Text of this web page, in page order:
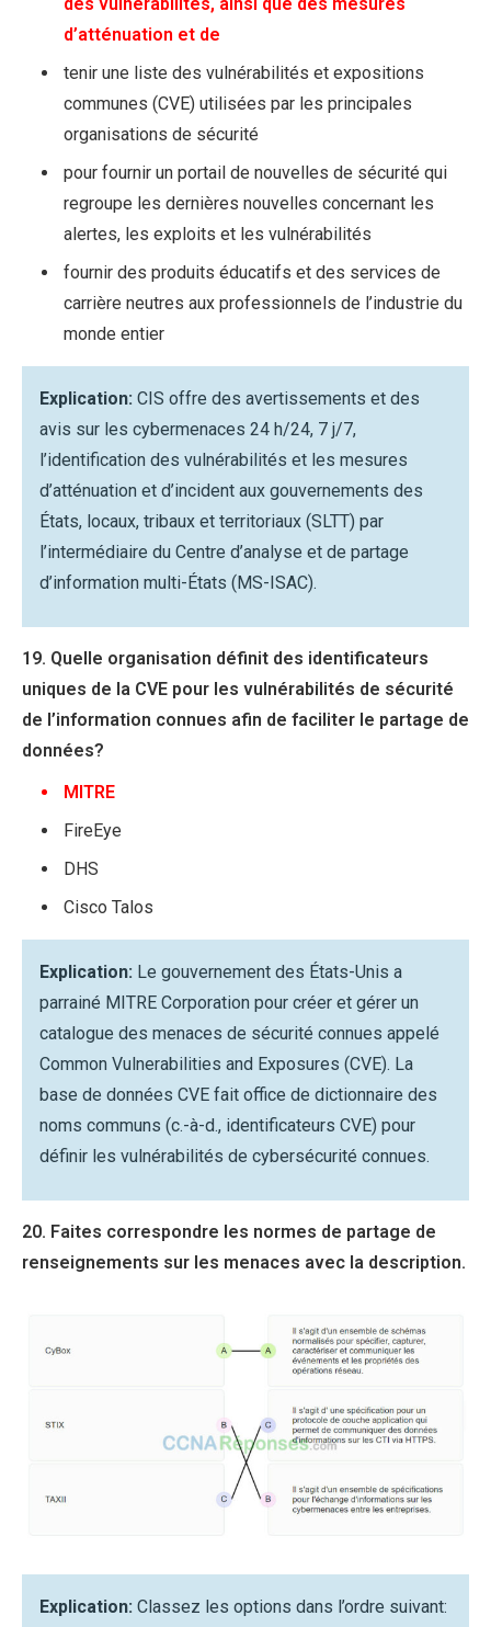
d’atténuation et de
tenir une liste des vulnérabilités et expositions
communes (CVE) utilisées par les principales
organisations de sécurité
pour fournir un portail de nouvelles de sécurité qui
regroupe les dernières nouvelles concernant les
alertes, les exploits et les vulnérabilités
fournir des produits éducatifs et des services de
carrière neutres aux professionnels de l’industrie du
monde entier
Explication: CIS offre des avertissements et des
avis sur les cybermenaces 24 h/24, 7 j/7,
l’identification des vulnérabilités et les mesures
d’atténuation et d’incident aux gouvernements des
États, locaux, tribaux et territoriaux (SLTT) par
l’intermédiaire du Centre d’analyse et de partage
d’information multi-États (MS-ISAC).
19. Quelle organisation définit des identificateurs
uniques de la CVE pour les vulnérabilités de sécurité
de l’information connues afin de faciliter le partage de
données?
MITRE
FireEye
DHS
Cisco Talos
Explication: Le gouvernement des États-Unis a
parrainé MITRE Corporation pour créer et gérer un
catalogue des menaces de sécurité connues appelé
Common Vulnerabilities and Exposures (CVE). La
base de données CVE fait office de dictionnaire des
noms communs (c.-à-d., identificateurs CVE) pour
définir les vulnérabilités de cybersécurité connues.
20. Faites correspondre les normes de partage de
renseignements sur les menaces avec la description.
Explication: Classez les options dans l’ordre suivant: